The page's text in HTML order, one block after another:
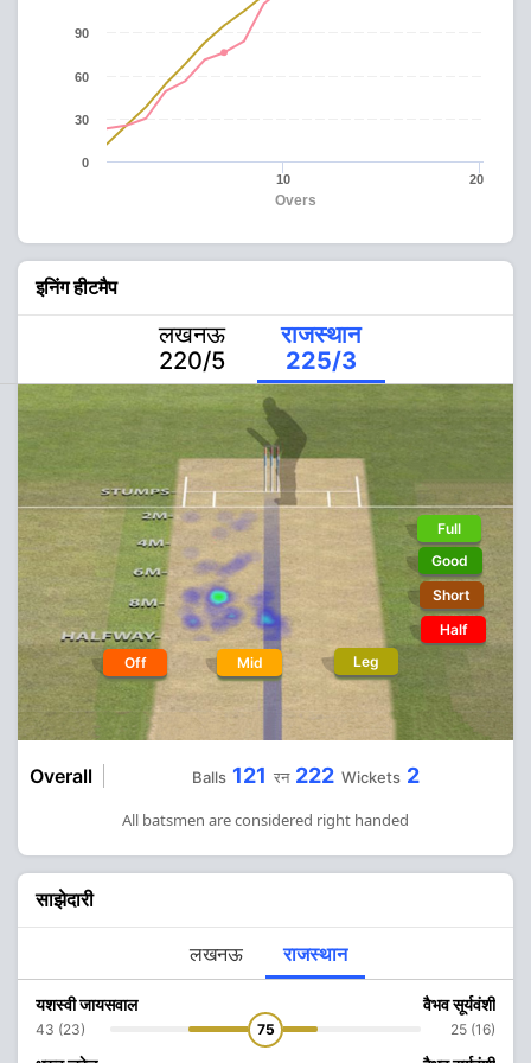
Overs
10 20
0
30
60
90
इनिंग हीटमैप
लखनऊ
220/5
राजस्थान
225/3
Off Mid Leg
Full
Good
Short
Half
Overall Balls 121 रन 222 Wickets 2
All batsmen are considered right handed
साझेदारी
लखनऊ राजस्थान
यशस्वी जायसवाल
43 (23) 75
वैभव सूर्यवंशी
25 (16)